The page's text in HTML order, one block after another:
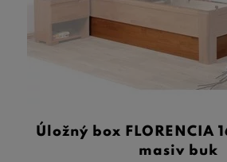
Úložný box FLORENCIA
masiv buk